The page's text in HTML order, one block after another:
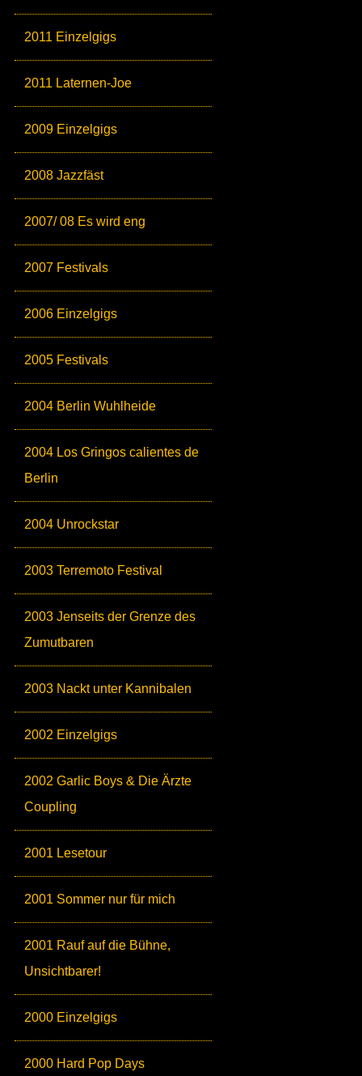
2011 Einzelgigs
2011 Laternen-Joe
2009 Einzelgigs
2008 Jazzfäst
2007/ 08 Es wird eng
2007 Festivals
2006 Einzelgigs
2005 Festivals
2004 Berlin Wuhlheide
2004 Los Gringos calientes de
Berlin
2004 Unrockstar
2003 Terremoto Festival
2003 Jenseits der Grenze des
Zumutbaren
2003 Nackt unter Kannibalen
2002 Einzelgigs
2002 Garlic Boys & Die Ärzte
Coupling
2001 Lesetour
2001 Sommer nur für mich
2001 Rauf auf die Bühne,
Unsichtbarer!
2000 Einzelgigs
2000 Hard Pop Days